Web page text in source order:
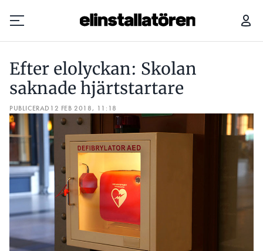
Prenumerera
Hantera prenumeration
Lediga jobb
Annonsera
Läs E-tidningen
Om tidningen
Kontakt
Efter elolyckan: Skolan
saknade hjärtstartare
PUBLICERAD 12 FEB 2018, 11:18